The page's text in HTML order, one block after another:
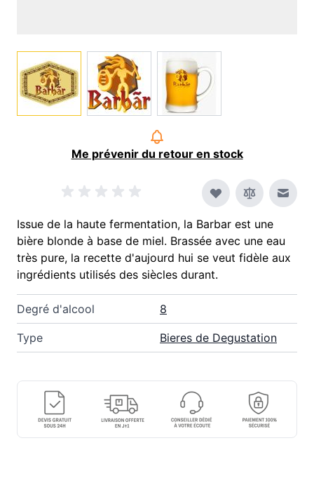
View larger imageView larger imageView larger image
Issue de la haute fermentation, la Barbar est une
bière blonde à base de miel. Brassée avec une eau
très pure, la recette d'aujourd hui se veut fidèle aux
ingrédients utilisés des siècles durant.
Degré d'alcool 8
Type Bieres de Degustation
Me prévenir du retour en stock